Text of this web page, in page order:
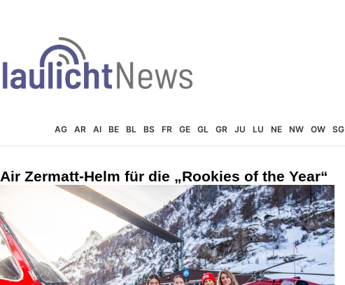
AG AR AI BE BL BS FR GE GL GR JU LU NE NW OW SG
Air Zermatt-Helm für die „Rookies of the Year“